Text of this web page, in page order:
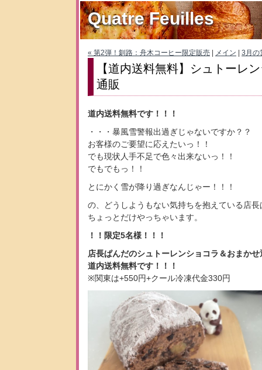
Quatre Feuilles
« 第2弾！釧路：舟木コーヒー限定販売 メイン 3月の
【道内送料無料】シュトーレ
通販
道内送料無料です！！！
・・・暴風雪警報出過ぎじゃないですか？？
お客様のご要望に応えたいっ！！
でも現状人手不足で色々出来ないっ！！
でもでもっ！！
とにかく雪が降り過ぎなんじゃー！！！
の、どうしようもない気持ちを抱えている店長
ちょっとだけやっちゃいます。
！！限定5名様！！！
店長ぱんだのシュトーレンショコラ＆おまかせ
道内送料無料です！！！
※関東は+550円+クール冷凍代金330円